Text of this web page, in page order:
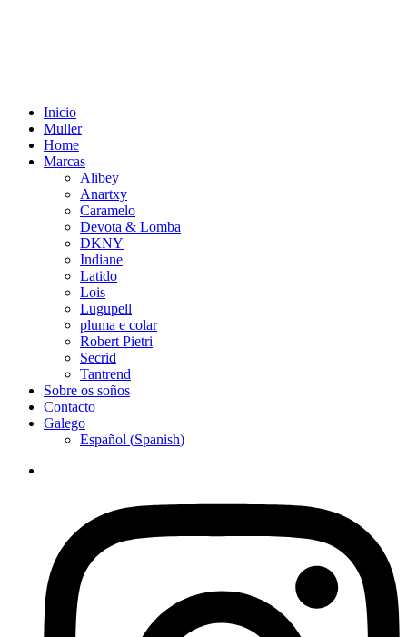
Inicio
Muller
Home
Marcas
Alibey
Anartxy
Caramelo
Devota & Lomba
DKNY
Indiane
Latido
Lois
Lugupell
pluma e colar
Robert Pietri
Secrid
Tantrend
Sobre os soños
Contacto
Galego
Español (Spanish)